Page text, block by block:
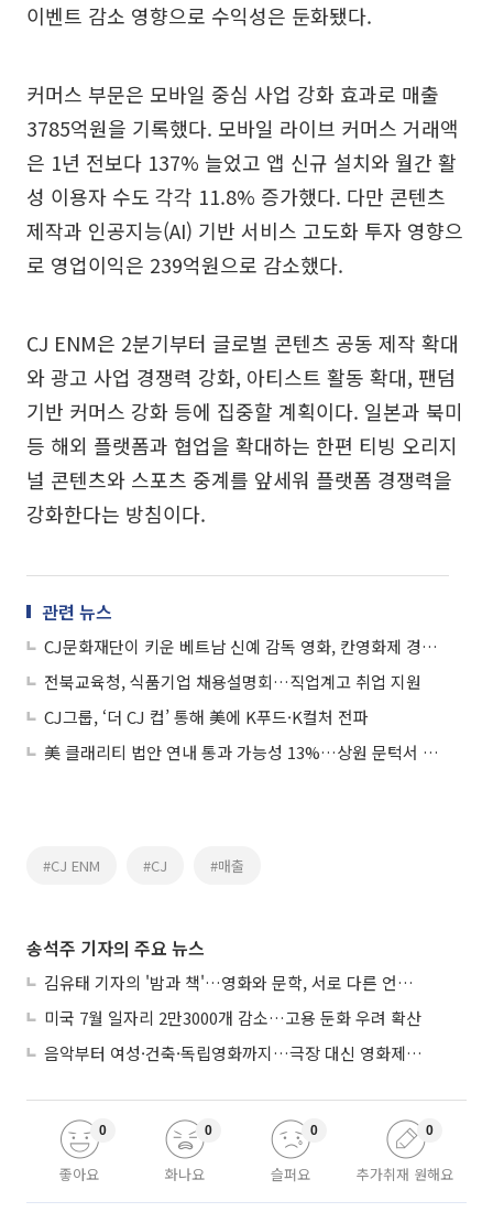
이벤트 감소 영향으로 수익성은 둔화됐다.
커머스 부문은 모바일 중심 사업 강화 효과로 매출
3785억원을 기록했다. 모바일 라이브 커머스 거래액
은 1년 전보다 137% 늘었고 앱 신규 설치와 월간 활
성 이용자 수도 각각 11.8% 증가했다. 다만 콘텐츠
제작과 인공지능(AI) 기반 서비스 고도화 투자 영향으
로 영업이익은 239억원으로 감소했다.
CJ ENM은 2분기부터 글로벌 콘텐츠 공동 제작 확대
와 광고 사업 경쟁력 강화, 아티스트 활동 확대, 팬덤
기반 커머스 강화 등에 집중할 계획이다. 일본과 북미
등 해외 플랫폼과 협업을 확대하는 한편 티빙 오리지
널 콘텐츠와 스포츠 중계를 앞세워 플랫폼 경쟁력을
강화한다는 방침이다.
관련 뉴스
CJ문화재단이 키운 베트남 신예 감독 영화, 칸영화제 경쟁부문 진출
전북교육청, 식품기업 채용설명회…직업계고 취업 지원
CJ그룹, ‘더 CJ 컵’ 통해 美에 K푸드·K컬처 전파
美 클래리티 법안 연내 통과 가능성 13%…상원 문턱서 제동
#CJ ENM #CJ #매출
송석주 기자의 주요 뉴스
김유태 기자의 '밤과 책'…영화와 문학, 서로 다른 언어를 읽다
미국 7월 일자리 2만3000개 감소…고용 둔화 우려 확산
음악부터 여성·건축·독립영화까지…극장 대신 영화제로 즐기는 스크린 여행
좋아요
0
화나요
0
슬퍼요
0
추가취재 원해요
0